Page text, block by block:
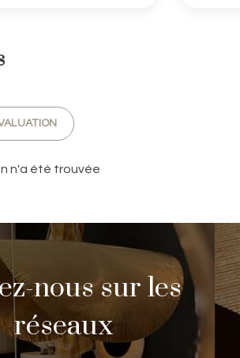
n'a été trouvée
nous sur les
réseaux